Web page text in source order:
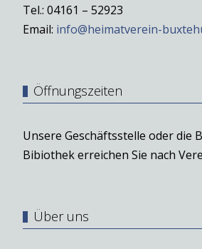
Tel.: 04161 – 52923
Email: info@heimatverein-
Öffnungszeiten
Unsere Geschäftsstelle oder die
Bibiothek erreichen Sie nach
Über uns